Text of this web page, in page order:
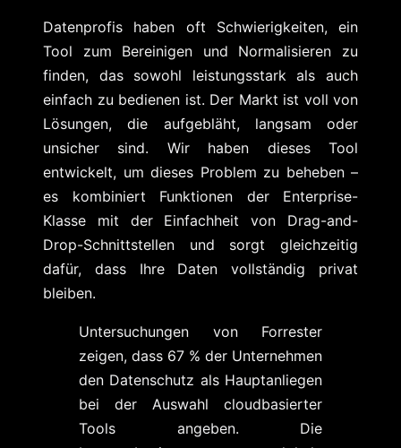
Datenprofis haben oft Schwierigkeiten, ein
Tool zum Bereinigen und Normalisieren zu
finden, das sowohl leistungsstark als auch
einfach zu bedienen ist. Der Markt ist voll von
Lösungen, die aufgebläht, langsam oder
unsicher sind. Wir haben dieses Tool
entwickelt, um dieses Problem zu beheben –
es kombiniert Funktionen der Enterprise-
Klasse mit der Einfachheit von Drag-and-
Drop-Schnittstellen und sorgt gleichzeitig
dafür, dass Ihre Daten vollständig privat
bleiben.
Untersuchungen von Forrester
zeigen, dass 67 % der Unternehmen
den Datenschutz als Hauptanliegen
bei der Auswahl cloudbasierter
Tools angeben. Die